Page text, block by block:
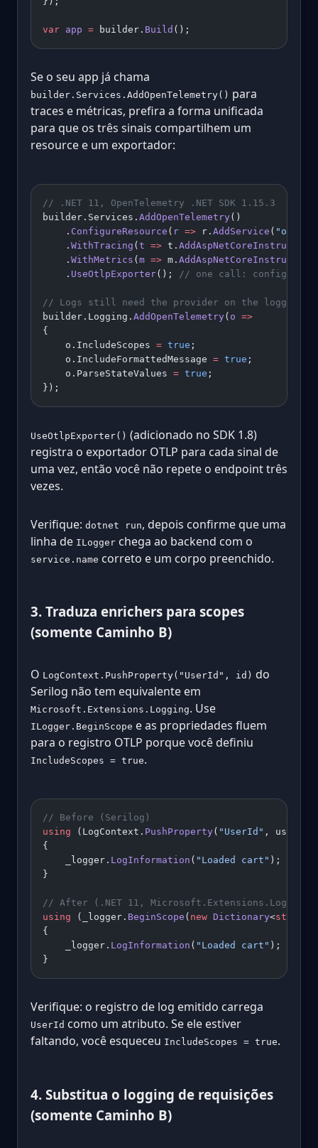
var app = builder. Build ();
Se o seu app já chama
builder.Services.AddOpenTelemetry() para
traces e métricas, prefira a forma unificada
para que os três sinais compartilhem um
resource e um exportador:
// .NET 11, OpenTelemetry .NET SDK 1.15.3
builder.Services. AddOpenTelemetry()
    .
ConfigureResource ( r => r. AddService (
    .
WithTracing (t => t.
    .
WithMetrics (m => m.
    .
UseOtlpExporter(); // one call: configures
// Logs still need the provider on the logging
builder.Logging. AddOpenTelemetry( o =>
{
    o.IncludeScopes
= true ;
    o.IncludeFormattedMessage
= true ;
    o.ParseStateValues
= true ;
});
UseOtlpExporter() (adicionado no SDK 1.8)
registra o exportador OTLP para cada sinal de
uma vez, então você não repete o endpoint três
vezes.
Verifique: dotnet run, depois confirme que uma
linha de ILogger chega ao backend com o
service.name correto e um corpo preenchido.
3. Traduza enrichers para scopes
(somente Caminho B)
O LogContext.PushProperty("UserId", id) do
Serilog não tem equivalente em
Microsoft.Extensions.Logging. Use
ILogger.BeginScope e as propriedades fluem
para o registro OTLP porque você definiu
IncludeScopes = true.
// Before (Serilog)
using (LogContext. PushProperty( "UserId" ,
{
    _logger.
LogInformation ( "Loaded cart" );
}
// After (.NET 11, Microsoft.Extensions.Logging)
using (_logger. BeginScope ( new Dictionary<string
{
    _logger.
LogInformation ( "Loaded cart" );
}
Verifique: o registro de log emitido carrega
UserId como um atributo. Se ele estiver
faltando, você esqueceu IncludeScopes = true.
4. Substitua o logging de requisições
(somente Caminho B)